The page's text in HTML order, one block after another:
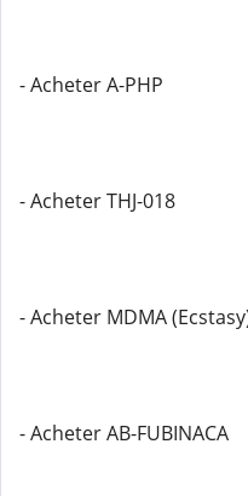
- Acheter A-PHP
- Acheter THJ-018
- Acheter MDMA
- Acheter AB-FUBINACA